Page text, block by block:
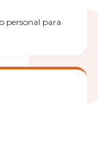
personal para